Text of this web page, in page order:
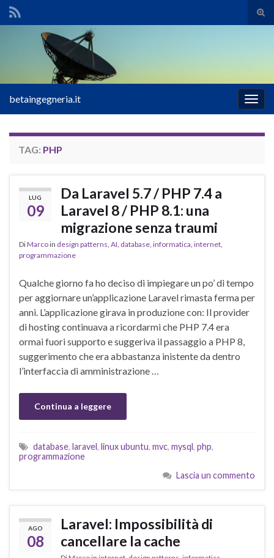
il
Search for:
la
betaingegneria.it
TAG: PHP
LUG
09
Da Laravel 5.7 / PHP 7.4 a
Laravel 8 / PHP 8.1: una
migrazione senza traumi
DiMarcoin design patterns AI database informatica internet
programmazione
Qualche giorno fa ho deciso di impiegare un po’ di tempo
per aggiornare un’applicazione Laravel rimasta ferma per
anni. L’applicazione girava in produzione con: Il provider
di hosting continuava a ricordarmi che PHP 7.4 era
ormai fuori supporto e suggeriva il passaggio a PHP 8,
suggerimento che era abbastanza inistente da dentro
l’interfaccia di amministrazione …
Continua a leggere
database, laravel, linux ubuntu, mvc, mysql, php,
programmazione
Lascia un commento
AGO
08
Laravel: Impossibilità di
cancellare la cache